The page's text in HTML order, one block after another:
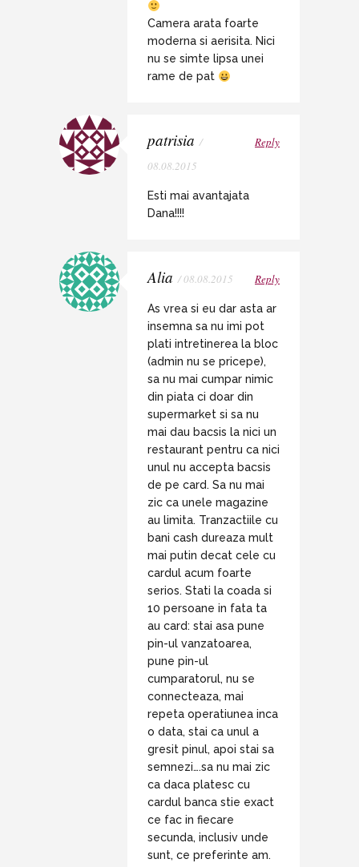
Camera arata foarte
moderna si aerisita. Nici
nu se simte lipsa unei
rame de pat
patrisia /
08.08.2015
Reply
Esti mai avantajata
Dana!!!!
Alia / 08.08.2015 Reply
As vrea si eu dar asta ar
insemna sa nu imi pot
plati intretinerea la bloc
(admin nu se pricepe),
sa nu mai cumpar nimic
din piata ci doar din
supermarket si sa nu
mai dau bacsis la nici un
restaurant pentru ca nici
unul nu accepta bacsis
de pe card. Sa nu mai
zic ca unele magazine
au limita. Tranzactiile cu
bani cash dureaza mult
mai putin decat cele cu
cardul acum foarte
serios. Stati la coada si
10 persoane in fata ta
au card: stai asa pune
pin-ul vanzatoarea,
pune pin-ul
cumparatorul, nu se
connecteaza, mai
repeta operatiunea inca
o data, stai ca unul a
gresit pinul, apoi stai sa
semnezi….sa nu mai zic
ca daca platesc cu
cardul banca stie exact
ce fac in fiecare
secunda, inclusiv unde
sunt, ce preferinte am.